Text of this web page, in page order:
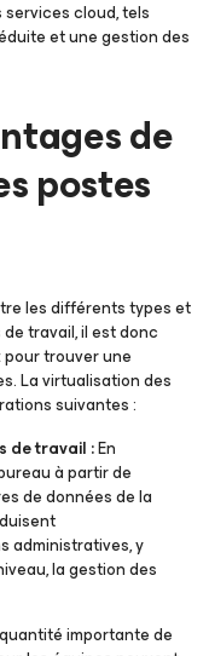
cloud, tels
et une gestion des
de
postes
les différents types et
travail, il est donc
pour trouver une
La virtualisation des
suivantes :
de travail :En
à partir de
de données de la
administratives, y
la gestion des
importante de